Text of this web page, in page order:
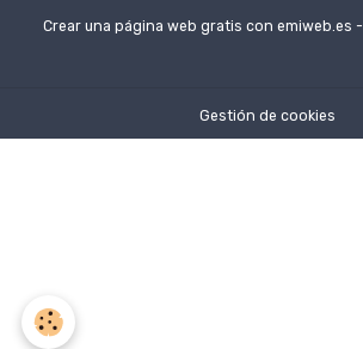
Crear una página web gratis con emiweb.es -
Gestión de cookies